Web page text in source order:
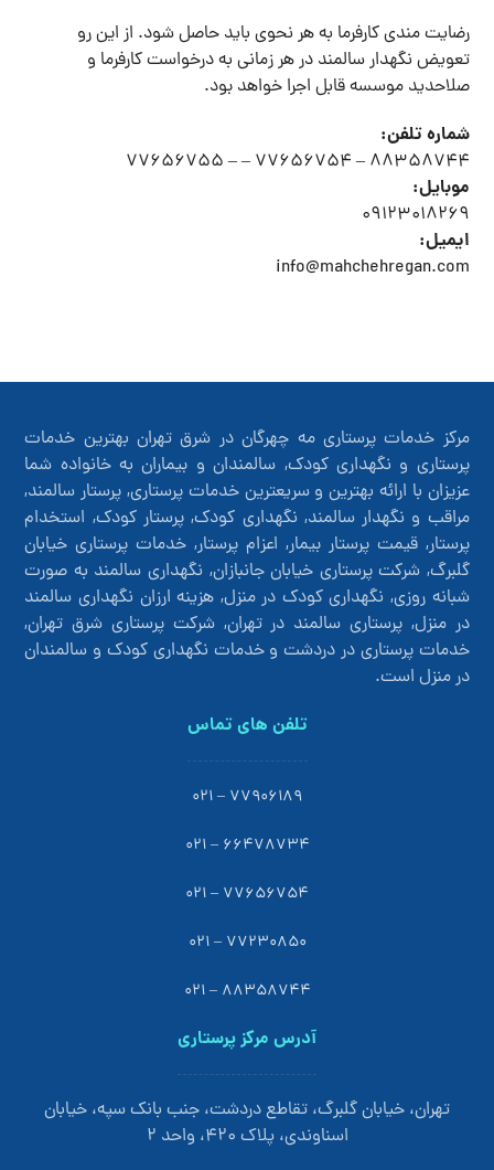
رضایت مندی کارفرما به هر نحوی باید حاصل شود. از این رو
تعویض نگهدار سالمند در هر زمانی به درخواست کارفرما و
صلاحدید موسسه قابل اجرا خواهد بود.
شماره تلفن:
88358744 – 77656754 – – 77656755
موبایل:
09123018269
ایمیل:
info@mahchehregan.com
مرکز خدمات پرستاری مه چهرگان در شرق تهران بهترین خدمات
پرستاری و نگهداری کودک, سالمندان و بیماران به خانواده شما
عزیزان با ارائه بهترین و سریعترین خدمات پرستاری, پرستار سالمند,
مراقب و نگهدار سالمند, نگهداری کودک, پرستار کودک, استخدام
پرستار, قیمت پرستار بیمار, اعزام پرستار, خدمات پرستاری خیابان
گلبرگ, شرکت پرستاری خیابان جانبازان, نگهداری سالمند به صورت
شبانه روزی, نگهداری کودک در منزل, هزینه ارزان نگهداری سالمند
در منزل, پرستاری سالمند در تهران, شرکت پرستاری شرق تهران,
خدمات پرستاری در دردشت و خدمات نگهداری کودک و سالمندان
در منزل است.
تلفن های تماس
77906189 – 021
66478734 – 021
77656754 – 021
77230850 – 021
88358744 – 021
آدرس مرکز پرستاری
تهران، خیابان گلبرگ، تقاطع دردشت، جنب بانک سپه، خیابان
اسناوندی، پلاک 420، واحد 2